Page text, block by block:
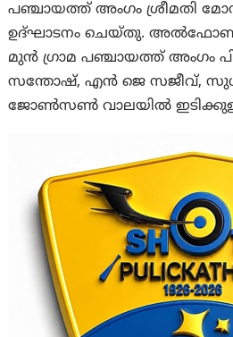
പഞ്ചായത്ത് അംഗം ശ്രീമതി
ഉദ്ഘാടനം ചെയ്തു.
മുൻ ഗ്രാമ പഞ്ചായത്ത് അംഗം
സന്തോഷ്, എൻ ജെ സജീവ്,
ജോൺസൺ വാലയിൽ ഇടിക്കുള